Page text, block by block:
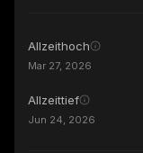
Allzeithoch
Mar 27, 2026
Allzeittief
Jun 24, 2026